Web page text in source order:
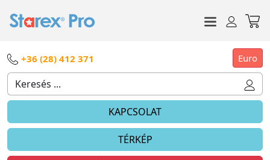
+36 (28) 412 371 Euro
KAPCSOLAT
TÉRKÉP